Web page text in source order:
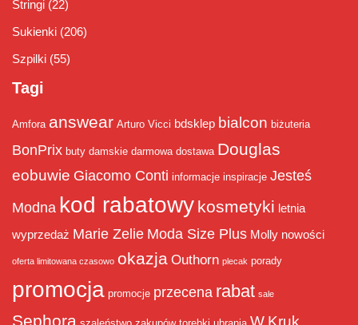
Stringi (22)
Sukienki (206)
Szpilki (55)
Tagi
Amfora answear Arturo Vicci bdsklep bialcon biżuteria
BonPrix buty damskie darmowa dostawa Douglas
eobuwie Giacomo Conti informacje inspiracje Jesteś
Modna kod rabatowy kosmetyki letnia
wyprzedaż Marie Zelie Moda Size Plus Molly nowości
oferta limitowana czasowo okazja Outhorn plecak porady
promocja promocje przecena rabat sale
W.Kruk